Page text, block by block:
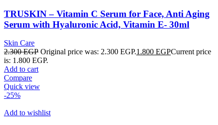
TRUSKIN – Vitamin C Serum for Face, Anti Aging
Serum with Hyaluronic Acid, Vitamin E- 30ml
Skin Care
2.300EGP Original price was: 2.300 EGP.1.800 EGPCurrent price
is: 1.800 EGP.
Add to cart
Compare
Quick view
-25%
Add to wishlist